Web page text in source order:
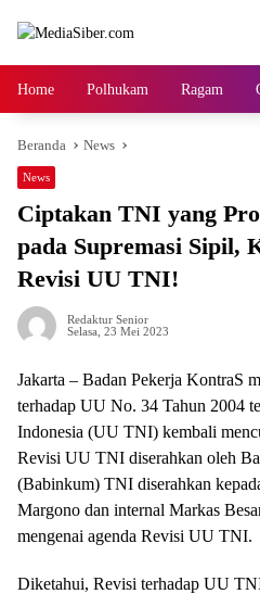
Home Polhukam Ragam
Beranda News
News
Ciptakan TNI yang
pada Supremasi Sipil,
Revisi UU TNI!
Redaktur Senior
Selasa, 23 Mei 2023
Jakarta – Badan Pekerja KontraS
terhadap UU No. 34 Tahun 2004
Indonesia (UU TNI) kembali
Revisi UU TNI diserahkan oleh
(Babinkum) TNI diserahkan
Margono dan internal Markas
mengenai agenda Revisi UU TNI.
Diketahui, Revisi terhadap UU